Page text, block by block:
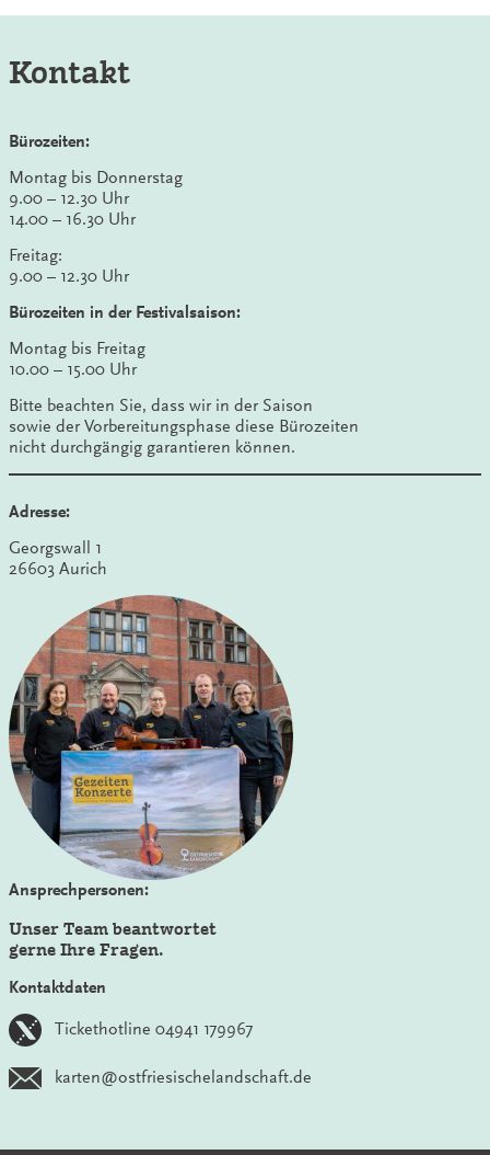
Kontakt
Bürozeiten:
Montag bis Donnerstag
9.00 – 12.30 Uhr
14.00 – 16.30 Uhr
Freitag:
9.00 – 12.30 Uhr
Bürozeiten in der Festivalsaison:
Montag bis Freitag
10.00 – 15.00 Uhr
Bitte beachten Sie, dass wir in der Saison
sowie der Vorbereitungsphase diese Bürozeiten
nicht durchgängig garantieren können.
Adresse:
Georgswall 1
26603 Aurich
Ansprechpersonen:
Unser Team beantwortet
gerne Ihre Fragen.
Kontaktdaten
Tickethotline 04941 179967
karten@ostfriesischelandschaft.de